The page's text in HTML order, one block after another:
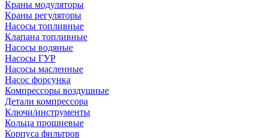
Краны модуляторы
Краны регуляторы
Насосы топливные
Клапана топливные
Насосы водяные
Насосы ГУР
Насосы масленные
Насос форсунка
Компрессоры воздушные
Детали компрессора
Ключи/инструменты
Кольца прошневые
Корпуса фильтров